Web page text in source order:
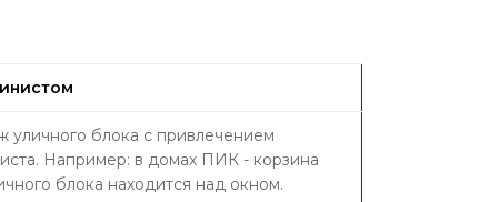
уличного блока с привлечением
Например: в домах ПИК - корзина
блока находится над окном.